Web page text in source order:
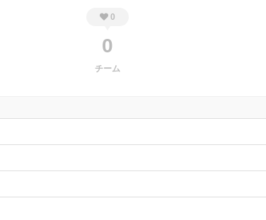
0
0
チーム